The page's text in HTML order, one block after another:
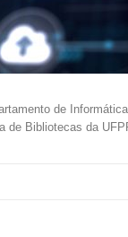
de
de Bibliotecas da